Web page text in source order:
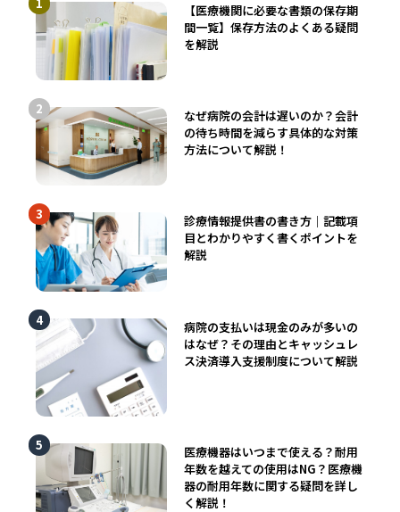
【医療機関に必要な書類の保存期
間一覧】保存方法のよくある疑問
を解説
なぜ病院の会計は遅いのか？会計
の待ち時間を減らす具体的な対策
方法について解説！
診療情報提供書の書き方｜記載項
目とわかりやすく書くポイントを
解説
病院の支払いは現金のみが多いの
はなぜ？その理由とキャッシュレ
ス決済導入支援制度について解説
医療機器はいつまで使える？耐用
年数を越えての使用はNG？医療機
器の耐用年数に関する疑問を詳し
く解説！